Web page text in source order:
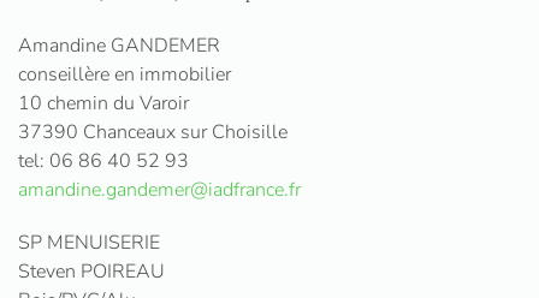
Amandine GANDEMER
conseillère en immobilier
10 chemin du Varoir
37390 Chanceaux sur Choisille
tel: 06 86 40 52 93
amandine.gandemer@iadfrance.fr
SP MENUISERIE
Steven POIREAU